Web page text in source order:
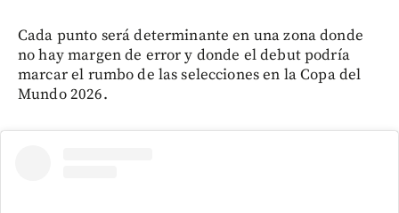
Cada punto será determinante en una zona donde
no hay margen de error y donde el debut podría
marcar el rumbo de las selecciones en la Copa del
Mundo 2026.